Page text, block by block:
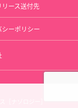
リース送付先
シーポリシー